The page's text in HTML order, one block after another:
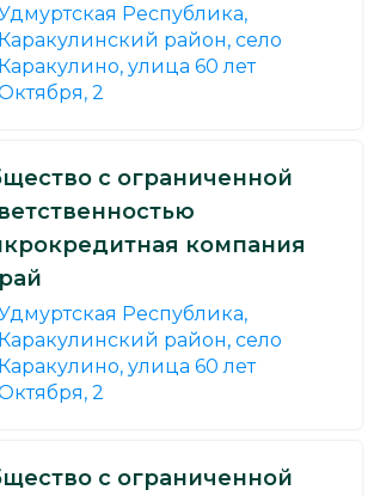
Республика,
Каракулинский район, село
Каракулино, улица 60 лет
2
с ограниченной
компания
Республика,
Каракулинский район, село
Каракулино, улица 60 лет
2
с ограниченной